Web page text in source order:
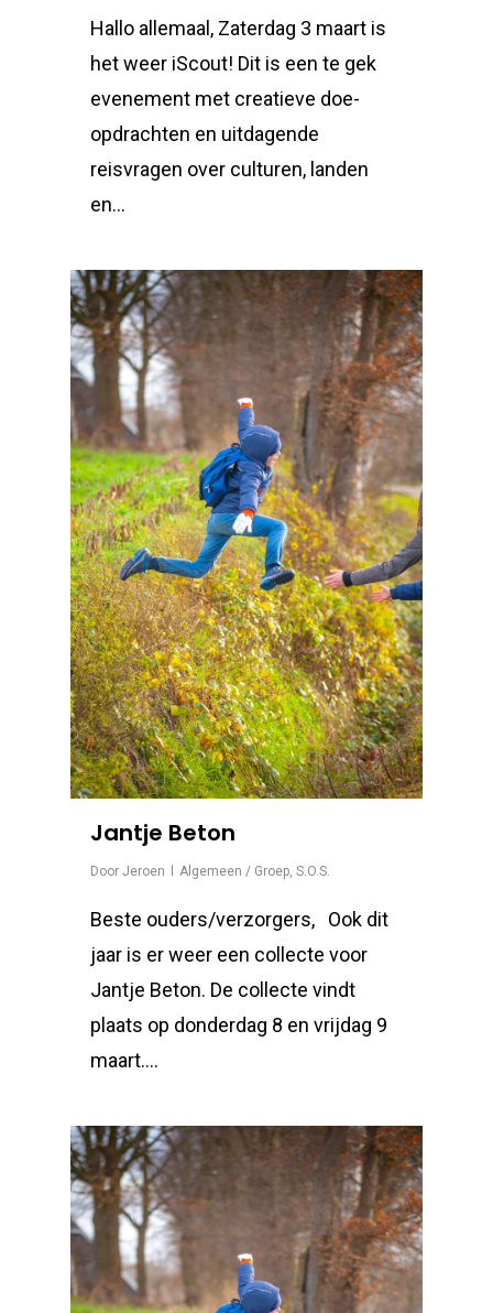
Hallo allemaal, Zaterdag 3 maart is
het weer iScout! Dit is een te gek
evenement met creatieve doe-
opdrachten en uitdagende
reisvragen over culturen, landen
en…
Jantje Beton
Door Jeroen Algemeen / Groep, S.O.S.
Beste ouders/verzorgers, Ook dit
jaar is er weer een collecte voor
Jantje Beton. De collecte vindt
plaats op donderdag 8 en vrijdag 9
maart….